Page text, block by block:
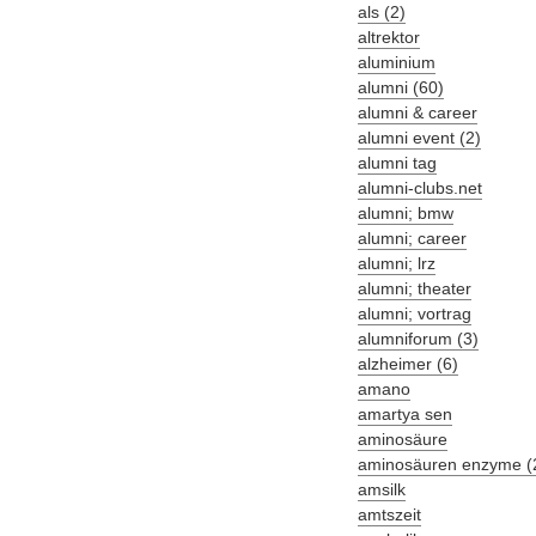
als (2)
altrektor
aluminium
alumni (60)
alumni & career
alumni event (2)
alumni tag
alumni-clubs.net
alumni; bmw
alumni; career
alumni; lrz
alumni; theater
alumni; vortrag
alumniforum (3)
alzheimer (6)
amano
amartya sen
aminosäure
aminosäuren enzyme
amsilk
amtszeit